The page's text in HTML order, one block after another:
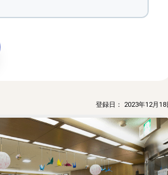
登録日： 2023年12月18